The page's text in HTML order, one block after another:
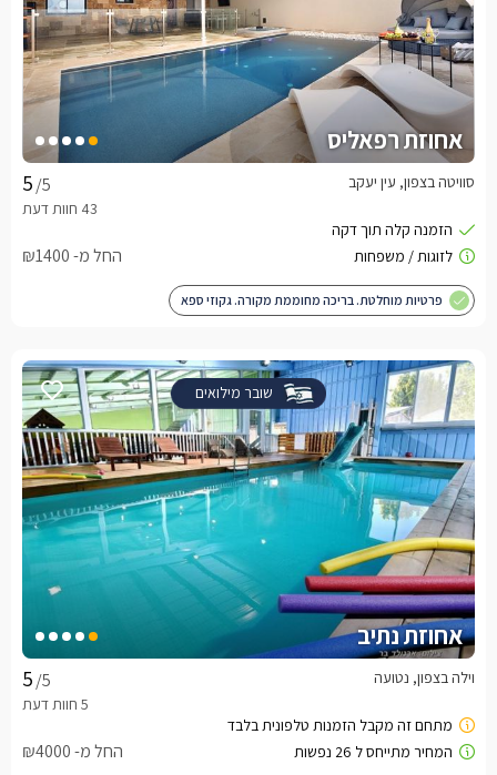
אחוזת רפאליס
/5 סוויטה בצפון, עין יעקב
החל מ- ₪1400
פרטיות מוחלטת. בריכה מחוממת מקורה. גקוזי ספא
שובר מילואים
אחוזת נתיב
/5 וילה בצפון, נטועה
החל מ- ₪4000